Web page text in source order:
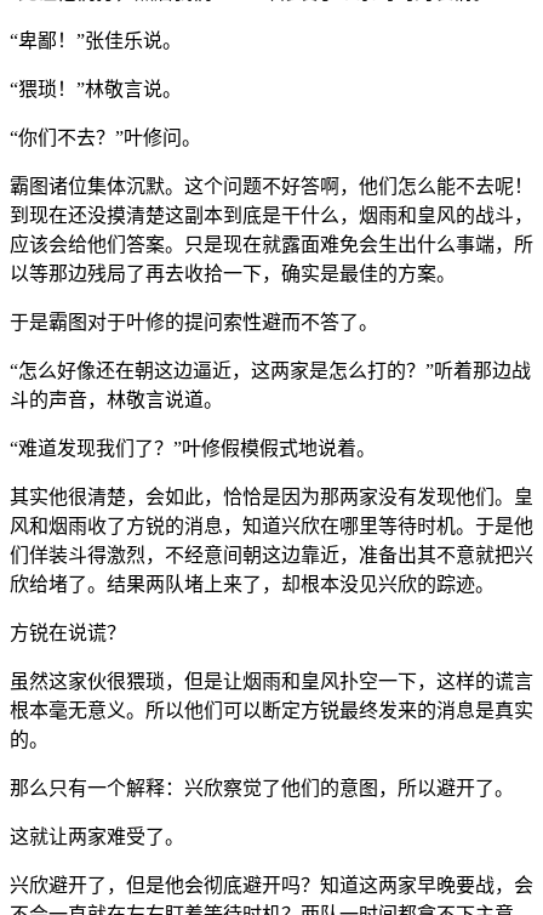
“卑鄙！”张佳乐说。
“猥琐！”林敬言说。
“你们不去？”叶修问。
霸图诸位集体沉默。这个问题不好答啊，他们怎么能不去呢！
到现在还没摸清楚这副本到底是干什么，烟雨和皇风的战斗，
应该会给他们答案。只是现在就露面难免会生出什么事端，所
以等那边残局了再去收拾一下，确实是最佳的方案。
于是霸图对于叶修的提问索性避而不答了。
“怎么好像还在朝这边逼近，这两家是怎么打的？”听着那边战
斗的声音，林敬言说道。
“难道发现我们了？”叶修假模假式地说着。
其实他很清楚，会如此，恰恰是因为那两家没有发现他们。皇
风和烟雨收了方锐的消息，知道兴欣在哪里等待时机。于是他
们佯装斗得激烈，不经意间朝这边靠近，准备出其不意就把兴
欣给堵了。结果两队堵上来了，却根本没见兴欣的踪迹。
方锐在说谎？
虽然这家伙很猥琐，但是让烟雨和皇风扑空一下，这样的谎言
根本毫无意义。所以他们可以断定方锐最终发来的消息是真实
的。
那么只有一个解释：兴欣察觉了他们的意图，所以避开了。
这就让两家难受了。
兴欣避开了，但是他会彻底避开吗？知道这两家早晚要战，会